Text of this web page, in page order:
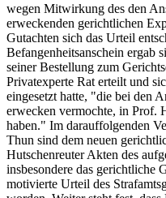
wegen Mitwirkung des den
erweckenden gerichtlichen
Gutachten sich das Urteil
Befangenheitsanschein ergab
seiner Bestellung zum
Privatexperte Rat erteilt und
eingesetzt hatte, "die bei den
erwecken vermochte, in Prof.
haben." Im darauffolgenden
Thun sind dem neuen
Hutschenreuter Akten des
insbesondere das gerichtliche
motivierte Urteil des